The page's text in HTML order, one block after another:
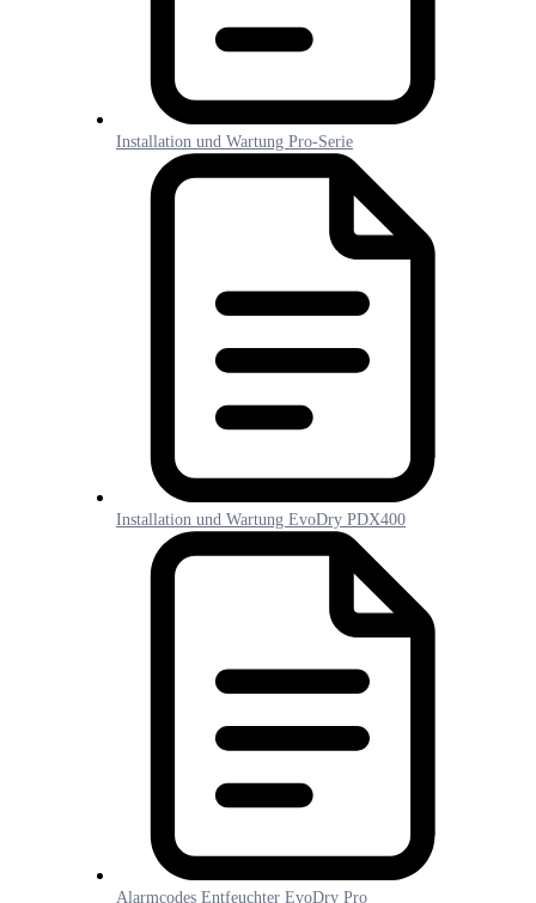
Installation und Wartung Pro-Serie
Installation und Wartung EvoDry PDX400
Alarmcodes Entfeuchter EvoDry Pro